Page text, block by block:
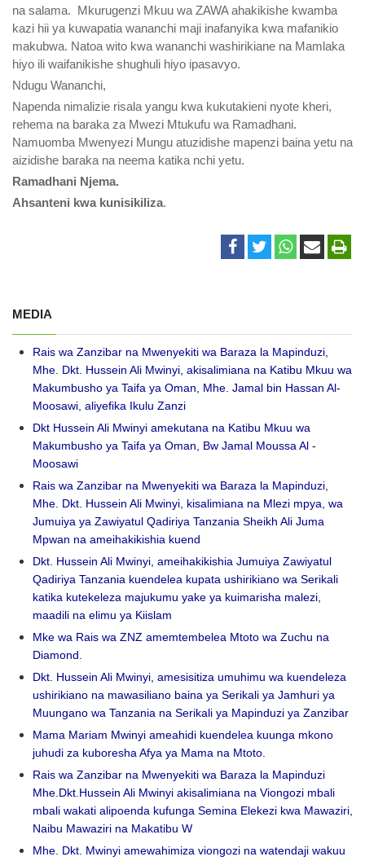
na salama. Mkurugenzi Mkuu wa ZAWA ahakikishe kwamba
kazi hii ya kuwapatia wananchi maji inafanyika kwa mafanikio
makubwa. Natoa wito kwa wananchi washirikiane na Mamlaka
hiyo ili waifanikishe shughuli hiyo ipasavyo.
Ndugu Wananchi,
Napenda nimalizie risala yangu kwa kukutakieni nyote kheri,
rehema na baraka za Mwezi Mtukufu wa Ramadhani.
Namuomba Mwenyezi Mungu atuzidishe mapenzi baina yetu na
aizidishe baraka na neema katika nchi yetu.
Ramadhani Njema.
Ahsanteni kwa kunisikiliza.
MEDIA
Rais wa Zanzibar na Mwenyekiti wa Baraza la Mapinduzi,
Mhe. Dkt. Hussein Ali Mwinyi, akisalimiana na Katibu Mkuu wa
Makumbusho ya Taifa ya Oman, Mhe. Jamal bin Hassan Al-
Moosawi, aliyefika Ikulu Zanzi
Dkt Hussein Ali Mwinyi amekutana na Katibu Mkuu wa
Makumbusho ya Taifa ya Oman, Bw Jamal Moussa Al -
Moosawi
Rais wa Zanzibar na Mwenyekiti wa Baraza la Mapinduzi,
Mhe. Dkt. Hussein Ali Mwinyi, kisalimiana na Mlezi mpya, wa
Jumuiya ya Zawiyatul Qadiriya Tanzania Sheikh Ali Juma
Mpwan na ameihakikishia kuend
Dkt. Hussein Ali Mwinyi, ameihakikishia Jumuiya Zawiyatul
Qadiriya Tanzania kuendelea kupata ushirikiano wa Serikali
katika kutekeleza majukumu yake ya kuimarisha malezi,
maadili na elimu ya Kiislam
Mke wa Rais wa ZNZ amemtembelea Mtoto wa Zuchu na
Diamond.
Dkt. Hussein Ali Mwinyi, amesisitiza umuhimu wa kuendeleza
ushirikiano na mawasiliano baina ya Serikali ya Jamhuri ya
Muungano wa Tanzania na Serikali ya Mapinduzi ya Zanzibar
Mama Mariam Mwinyi ameahidi kuendelea kuunga mkono
juhudi za kuboresha Afya ya Mama na Mtoto.
Rais wa Zanzibar na Mwenyekiti wa Baraza la Mapinduzi
Mhe.Dkt.Hussein Ali Mwinyi akisalimiana na Viongozi mbali
mbali wakati alipoenda kufunga Semina Elekezi kwa Mawaziri,
Naibu Mawaziri na Makatibu W
Mhe. Dkt. Mwinyi amewahimiza viongozi na watendaji wakuu